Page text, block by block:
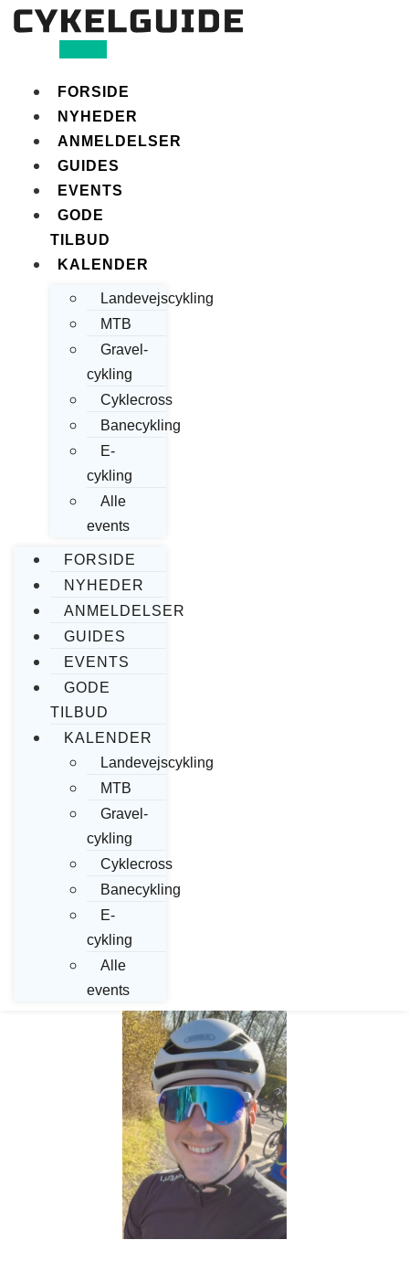
FORSIDE
NYHEDER
ANMELDELSER
GUIDES
EVENTS
GODE
TILBUD
KALENDER
Landevejscykling
MTB
Gravel-
cykling
Cyklecross
Banecykling
E-
cykling
Alle
events
FORSIDE
NYHEDER
ANMELDELSER
GUIDES
EVENTS
GODE
TILBUD
KALENDER
Landevejscykling
MTB
Gravel-
cykling
Cyklecross
Banecykling
E-
cykling
Alle
events